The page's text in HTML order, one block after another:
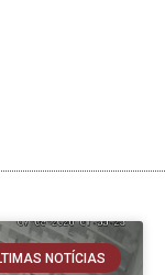
NOTÍCIAS